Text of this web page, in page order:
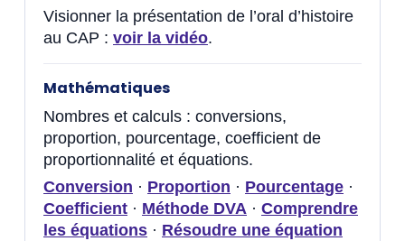
Visionner la présentation de l’oral d’histoire
au CAP : voir la vidéo.
Mathématiques
Nombres et calculs : conversions,
proportion, pourcentage, coefficient de
proportionnalité et équations.
Conversion · Proportion · Pourcentage ·
Coefficient · Méthode DVA · Comprendre
les équations · Résoudre une équation